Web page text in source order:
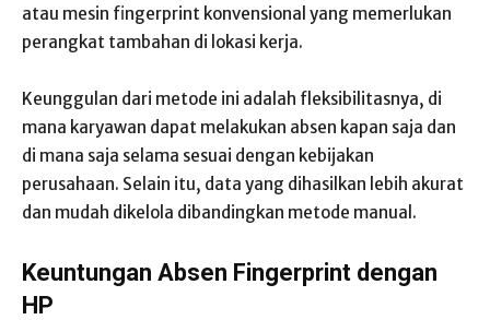
atau mesin fingerprint konvensional yang memerlukan
perangkat tambahan di lokasi kerja.
Keunggulan dari metode ini adalah fleksibilitasnya, di
mana karyawan dapat melakukan absen kapan saja dan
di mana saja selama sesuai dengan kebijakan
perusahaan. Selain itu, data yang dihasilkan lebih akurat
dan mudah dikelola dibandingkan metode manual.
Keuntungan Absen Fingerprint dengan
HP